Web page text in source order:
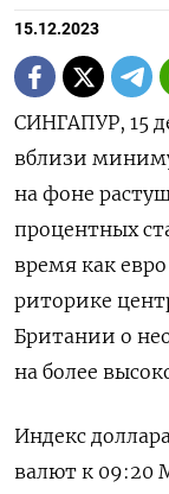
15.12.2023
СИНГАПУР, 15
вблизи
на фоне
процентных
время как
риторике
Британии о
на более
Индекс
валют к 09:20